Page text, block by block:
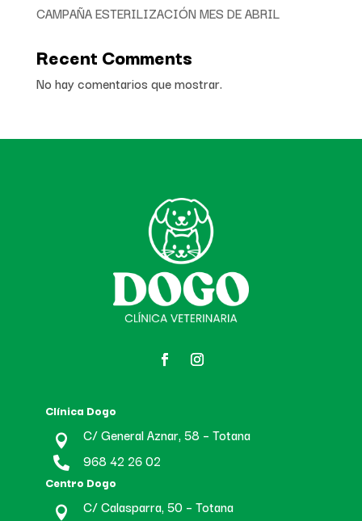
CAMPAÑA ESTERILIZACIÓN MES DE ABRIL
Recent Comments
No hay comentarios que mostrar.
Clínica Dogo
 C/ General Aznar, 58 – Totana
 968 42 26 02
Centro Dogo
 C/ Calasparra, 50 – Totana